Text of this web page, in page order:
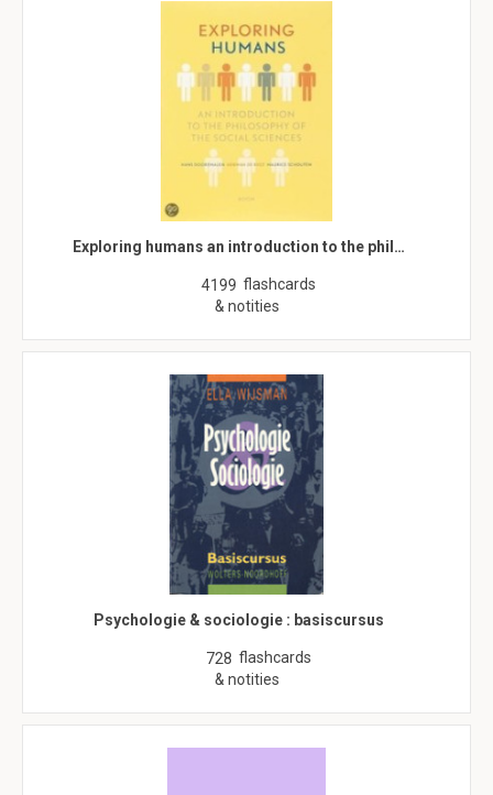
Exploring humans an introduction to the phil…
4199 flashcards
& notities
Psychologie & sociologie : basiscursus
728 flashcards
& notities